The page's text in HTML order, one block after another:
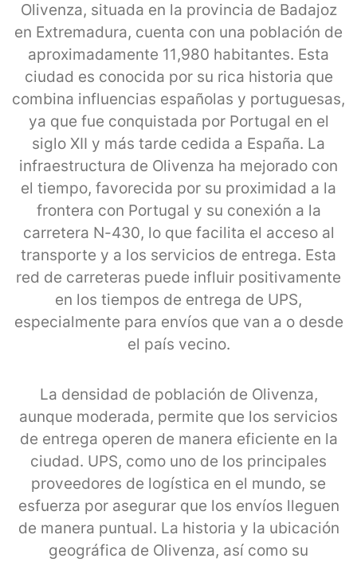
Olivenza, situada en la provincia de Badajoz
en Extremadura, cuenta con una población de
aproximadamente 11,980 habitantes. Esta
ciudad es conocida por su rica historia que
combina influencias españolas y portuguesas,
ya que fue conquistada por Portugal en el
siglo XII y más tarde cedida a España. La
infraestructura de Olivenza ha mejorado con
el tiempo, favorecida por su proximidad a la
frontera con Portugal y su conexión a la
carretera N-430, lo que facilita el acceso al
transporte y a los servicios de entrega. Esta
red de carreteras puede influir positivamente
en los tiempos de entrega de UPS,
especialmente para envíos que van a o desde
el país vecino.
La densidad de población de Olivenza,
aunque moderada, permite que los servicios
de entrega operen de manera eficiente en la
ciudad. UPS, como uno de los principales
proveedores de logística en el mundo, se
esfuerza por asegurar que los envíos lleguen
de manera puntual. La historia y la ubicación
geográfica de Olivenza, así como su